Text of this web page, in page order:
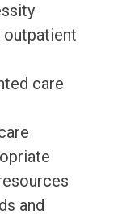
outpatient
care
and